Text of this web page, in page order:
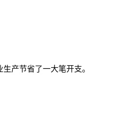
产节省了一大笔开支。